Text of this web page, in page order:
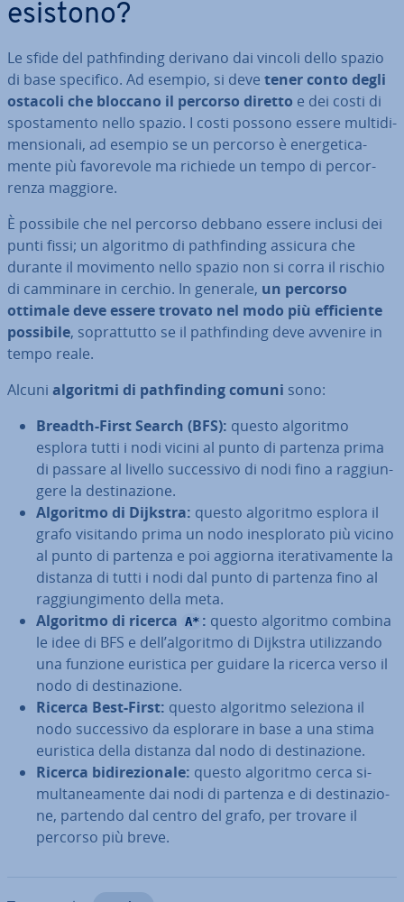
esistono?
Le sfide del pa­th­fin­ding derivano dai vincoli dello spazio
di base specifico. Ad esempio, si deve tener conto degli
ostacoli che bloccano il percorso diretto e dei costi di
spo­sta­men­to nello spazio. I costi possono essere mul­ti­di­
men­sio­na­li, ad esempio se un percorso è ener­ge­ti­ca­
men­te più fa­vo­re­vo­le ma richiede un tempo di per­cor­
ren­za maggiore.
È possibile che nel percorso debbano essere inclusi dei
punti fissi; un algoritmo di pa­th­fin­ding assicura che
durante il movimento nello spazio non si corra il rischio
di camminare in cerchio. In generale, un percorso
ottimale deve essere trovato nel modo più ef­fi­cien­te
possibile, so­prat­tut­to se il pa­th­fin­ding deve avvenire in
tempo reale.
Alcuni algoritmi di pa­th­fin­ding comuni sono:
Breadth-First Search (BFS): questo algoritmo
esplora tutti i nodi vicini al punto di partenza prima
di passare al livello suc­ces­si­vo di nodi fino a rag­giun­
ge­re la de­sti­na­zio­ne.
Algoritmo di Dijkstra: questo algoritmo esplora il
grafo visitando prima un nodo ine­splo­ra­to più vicino
al punto di partenza e poi aggiorna ite­ra­ti­va­men­te la
distanza di tutti i nodi dal punto di partenza fino al
rag­giun­gi­men­to della meta.
Algoritmo di ricerca A* : questo algoritmo combina
le idee di BFS e dell’algoritmo di Dijkstra uti­liz­zan­do
una funzione euristica per guidare la ricerca verso il
nodo di de­sti­na­zio­ne.
Ricerca Best-First: questo algoritmo seleziona il
nodo suc­ces­si­vo da esplorare in base a una stima
euristica della distanza dal nodo di de­sti­na­zio­ne.
Ricerca bi­di­re­zio­na­le: questo algoritmo cerca si­
mul­ta­nea­men­te dai nodi di partenza e di de­sti­na­zio­
ne, partendo dal centro del grafo, per trovare il
percorso più breve.